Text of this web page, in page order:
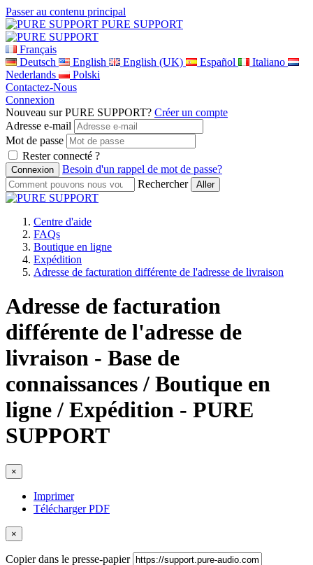
Passer au contenu principal
PURE SUPPORT
Français
Deutsch
English English (UK) Español
Italiano
Nederlands
Polski
Contactez-Nous
Connexion
Nouveau sur PURE SUPPORT? Créer un compte
Adresse e-mail
Mot de passe
Rester connecté ?
Besoin d'un rappel de mot de passe?
Rechercher
Centre d'aide
FAQs
Boutique en ligne
Expédition
Adresse de facturation différente de l'adresse de livraison
Adresse de facturation
différente de l'adresse de
livraison - Base de
connaissances / Boutique en
ligne / Expédition - PURE
SUPPORT
×
Imprimer
Télécharger PDF
×
Copier dans le presse-papier